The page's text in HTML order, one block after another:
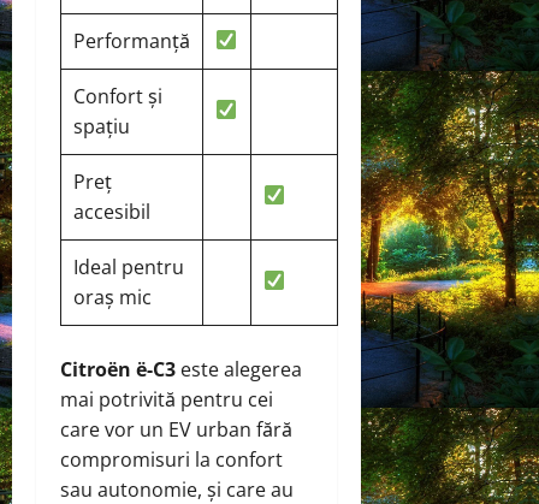
Performanță
Confort și
spațiu
Preț
accesibil
Ideal pentru
oraș mic
Citroën ë-C3 este alegerea
mai potrivită pentru cei
care vor un EV urban fără
compromisuri la confort
sau autonomie, și care au